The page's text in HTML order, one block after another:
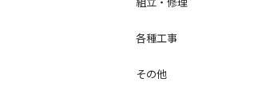
各種工事
その他